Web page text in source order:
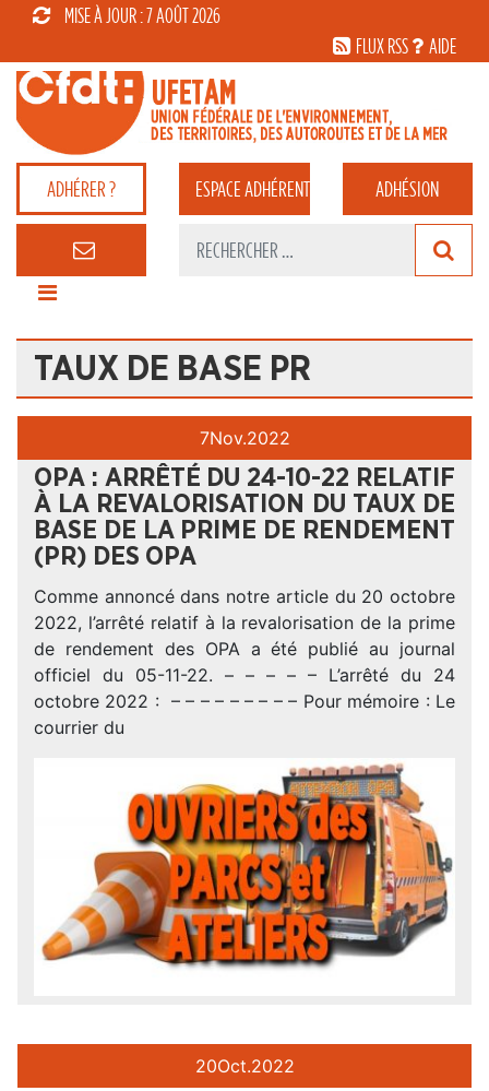
MISE À JOUR : 7 AOÛT 2026
FLUX RSS
AIDE
ADHÉRER ? ESPACEADHÉRENT ADHÉSION
TAUX DE BASE PR
7Nov.2022
OPA : ARRÊTÉ DU 24-10-22 RELATIF
À LA REVALORISATION DU TAUX DE
BASE DE LA PRIME DE RENDEMENT
(PR) DES OPA
Comme annoncé dans notre article du 20 octobre
2022, l’arrêté relatif à la revalorisation de la prime
de rendement des OPA a été publié au journal
officiel du 05-11-22. – – – – – L’arrêté du 24
octobre 2022 : – – – – – – – – – Pour mémoire : Le
courrier du
20Oct.2022